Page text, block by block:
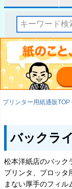
プリンター用紙通販TOP
バックラ
松本洋紙店のバック
プリンタ、プロッタ
まない厚手のフィル